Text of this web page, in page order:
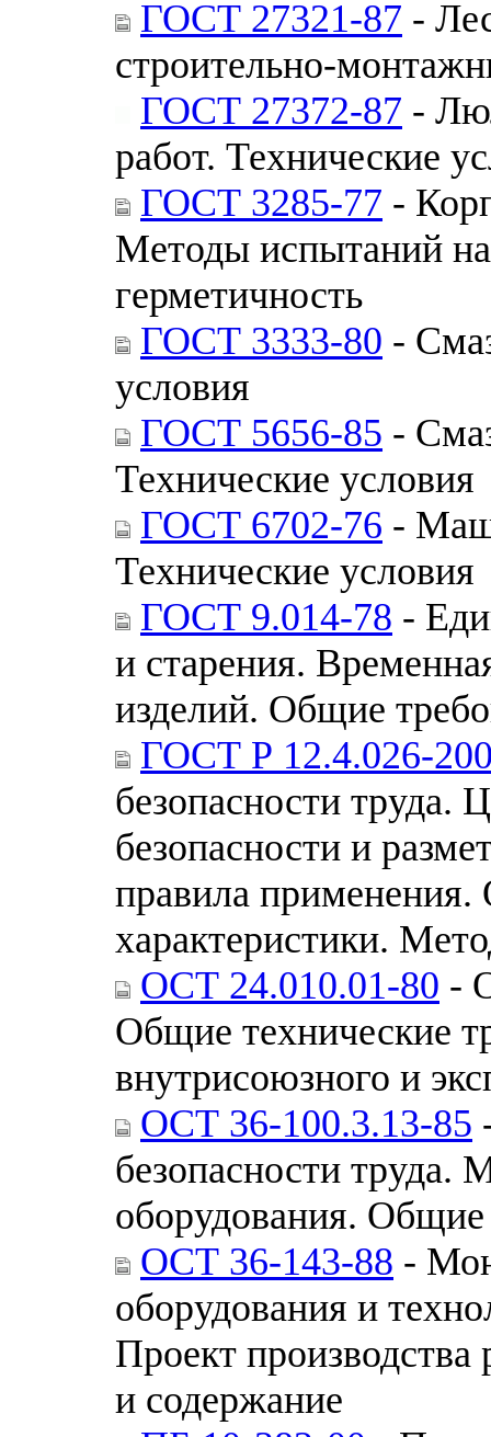
ГОСТ 27321-87 -
строительно-
ГОСТ 27372-87 -
работ. Технические
ГОСТ 3285-77 -
Методы испытаний
герметичность
ГОСТ 3333-80 -
условия
ГОСТ 5656-85 -
Технические условия
ГОСТ 6702-76 -
Технические условия
ГОСТ 9.014-78 -
и старения.
изделий. Общие
ГОСТ Р 12.4.026-
безопасности труда.
безопасности и
правила применения.
характеристики.
ОСТ 24.010.01-80 -
Общие технические
внутрисоюзного и
ОСТ 36-100.3.13-85
безопасности труда.
оборудования. Общие
ОСТ 36-143-88 -
оборудования и
Проект производства
и содержание